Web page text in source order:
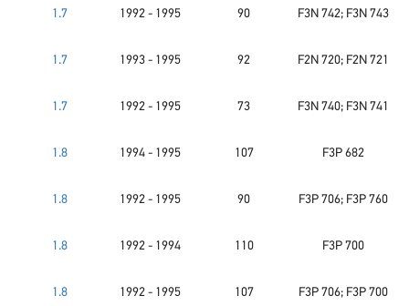
1.7 1992 - 1995 90 F3N 742; F3N 743
1.7 1993 - 1995 92 F2N 720; F2N 721
1.7 1992 - 1995 73 F3N 740; F3N 741
1.8 1994 - 1995 107 F3P 682
1.8 1992 - 1995 90 F3P 706; F3P 760
1.8 1992 - 1994 110 F3P 700
1.8 1992 - 1995 107 F3P 706; F3P 700